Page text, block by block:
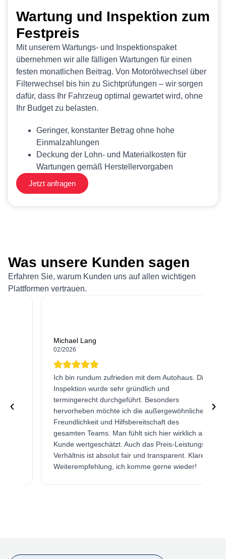
Wartung und Inspektion zum
Festpreis
Mit unserem Wartungs- und Inspektionspaket
übernehmen wir alle fälligen Wartungen für einen
festen monatlichen Beitrag. Von Motorölwechsel über
Filterwechsel bis hin zu Sichtprüfungen – wir sorgen
dafür, dass Ihr Fahrzeug optimal gewartet wird, ohne
Ihr Budget zu belasten.
Geringer, konstanter Betrag ohne hohe
Einmalzahlungen
Deckung der Lohn- und Materialkosten für
Wartungen gemäß Herstellervorgaben
Jetzt anfragen
Was unsere Kunden sagen
Erfahren Sie, warum Kunden uns auf allen wichtigen
Plattformen vertrauen.
Michael Lang
02/2026
Ich bin rundum zufrieden mit dem Autohaus. Die
Inspektion wurde sehr gründlich und
termingerecht durchgeführt. Besonders
hervorheben möchte ich die außergewöhnliche
Freundlichkeit und Hilfsbereitschaft des
gesamten Teams. Man fühlt sich hier wirklich als
Kunde wertgeschätzt. Auch das Preis-Leistungs-
Verhältnis ist absolut fair und transparent. Klare
Weiterempfehlung, ich komme gerne wieder!